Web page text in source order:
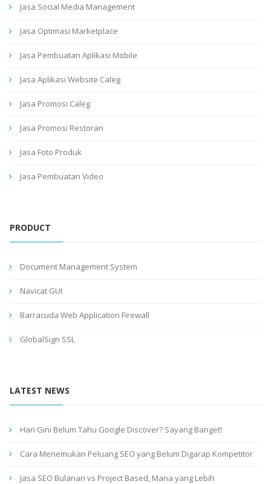
Jasa Social Media Management
Jasa Optimasi Marketplace
Jasa Pembuatan Aplikasi Mobile
Jasa Aplikasi Website Caleg
Jasa Promosi Caleg
Jasa Promosi Restoran
Jasa Foto Produk
Jasa Pembuatan Video
PRODUCT
Document Management System
Navicat GUI
Barracuda Web Application Firewall
GlobalSign SSL
LATEST NEWS
Hari Gini Belum Tahu Google Discover? Sayang Banget!
Cara Menemukan Peluang SEO yang Belum Digarap Kompetitor
Jasa SEO Bulanan vs Project Based, Mana yang Lebih